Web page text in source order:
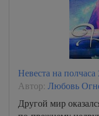
Невеста на полчаса
Автор: Любовь
Другой мир